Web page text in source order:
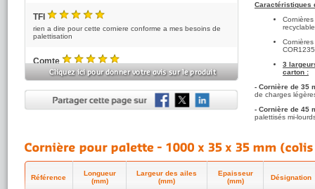
TFI
5
/5
rien a dire pour cette corniere conforme a mes besoins de
palettisation
Comte
5/5
tout est parfait,la qualité, le service, la rapidité de l’envoi.
Caractéristiques
3
carton :
- Cornière de 35
de charges
- Cornière de 45
palettisés mi-
Cornière
les
Cornière
Référence
Longueur
(mm)
Largeur des ailes
(mm)
Epaisseur
(mm)
Désignation